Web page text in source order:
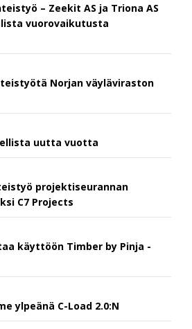
– Zeekit AS ja Triona AS
vuorovaikutusta
Norjan väyläviraston
uutta vuotta
projektiseurannan
C7 Projects
käyttöön Timber by Pinja -
ylpeänä C-Load 2.0:N